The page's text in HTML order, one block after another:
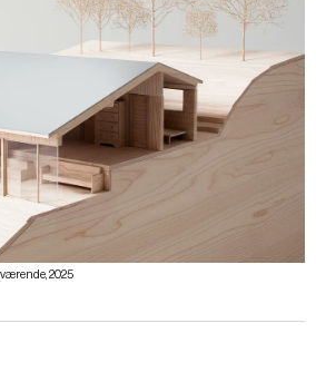
2025